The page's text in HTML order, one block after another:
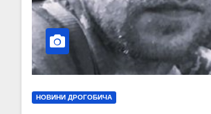
НОВИНИ ДРОГОБИЧА